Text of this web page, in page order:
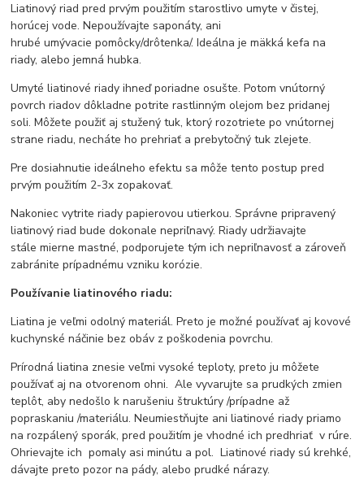
Liatinový riad pred prvým použitím starostlivo umyte v čistej,
horúcej vode. Nepoužívajte saponáty, ani
hrubé umývacie pomôcky/drôtenka/. Ideálna je mäkká kefa na
riady, alebo jemná hubka.
Umyté liatinové riady ihneď poriadne osušte. Potom vnútorný
povrch riadov dôkladne potrite rastlinným olejom bez pridanej
soli. Môžete použiť aj stužený tuk, ktorý rozotriete po vnútornej
strane riadu, necháte ho prehriať a prebytočný tuk zlejete.
Pre dosiahnutie ideálneho efektu sa môže tento postup pred
prvým použitím 2-3x zopakovať.
Nakoniec vytrite riady papierovou utierkou. Správne pripravený
liatinový riad bude dokonale nepriľnavý. Riady udržiavajte
stále mierne mastné, podporujete tým ich nepriľnavosť a zároveň
zabránite prípadnému vzniku korózie.
Používanie liatinového riadu:
Liatina je veľmi odolný materiál. Preto je možné používať aj kovové
kuchynské náčinie bez obáv z poškodenia povrchu.
Prírodná liatina znesie veľmi vysoké teploty, preto ju môžete
používať aj na otvorenom ohni. Ale vyvarujte sa prudkých zmien
teplôt, aby nedošlo k narušeniu štruktúry /prípadne až
popraskaniu /materiálu. Neumiestňujte ani liatinové riady priamo
na rozpálený sporák, pred použitím je vhodné ich predhriať v rúre.
Ohrievajte ich pomaly asi minútu a pol. Liatinové riady sú krehké,
dávajte preto pozor na pády, alebo prudké nárazy.